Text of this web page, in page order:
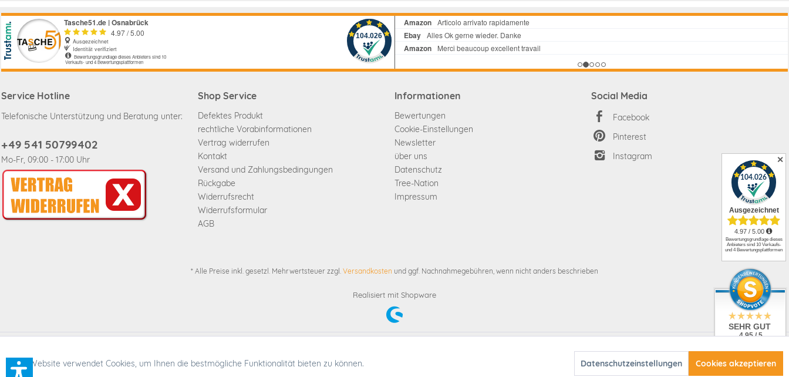
✕
Service Hotline
Telefonische Unterstützung und Beratung unter:
+49 541 50799402
Mo-Fr, 09:00 - 17:00 Uhr
Shop Service
Defektes Produkt
rechtliche Vorabinformationen
Vertrag widerrufen
Kontakt
Versand und Zahlungsbedingungen
Rückgabe
Widerrufsrecht
Widerrufsformular
AGB
Informationen
Bewertungen
Cookie-Einstellungen
Newsletter
über uns
Datenschutz
Tree-Nation
Impressum
Social Media
Facebook
Pinterest
Instagram
* Alle Preise inkl. gesetzl. Mehrwertsteuer zzgl. Versandkosten und ggf. Nachnahmegebühren, wenn nicht anders beschrieben
Realisiert mit Shopware
und ggf. Nachnahmegebühren, wenn nicht anders beschrieben
Funktionale Aktiv
Diese Website verwendet Cookies, um Ihnen die bestmögliche Funktionalität bieten zu können. Datenschutzeinstellungen Cookies akzeptieren
SEHR GUT
4.95 / 5
bei: ebay.de,
amazon.de,
shopvote.de